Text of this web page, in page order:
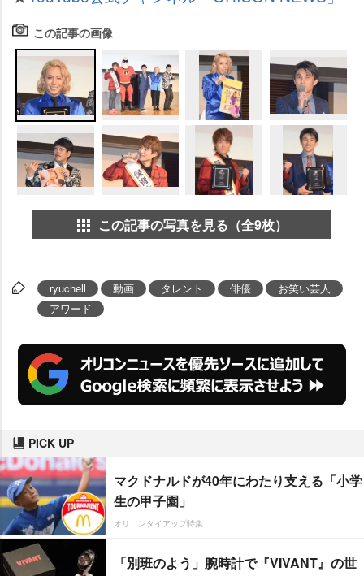
この記事の画像
この記事の写真を見る（全9枚）
ryuchell 動画 タレント 俳優
お笑い芸人
アワード
PICK UP
マクドナルドが40年にわたり支える「小学
生の甲子園」
オリコンタイアップ特集
「別班のよう」腕時計で『VIVANT』の世